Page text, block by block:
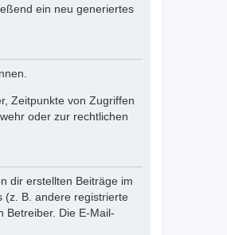
ein neu generiertes
Zeitpunkte von Zugriffen
oder zur rechtlichen
dir erstellten Beiträge im
(z. B. andere registrierte
Betreiber. Die E-Mail-